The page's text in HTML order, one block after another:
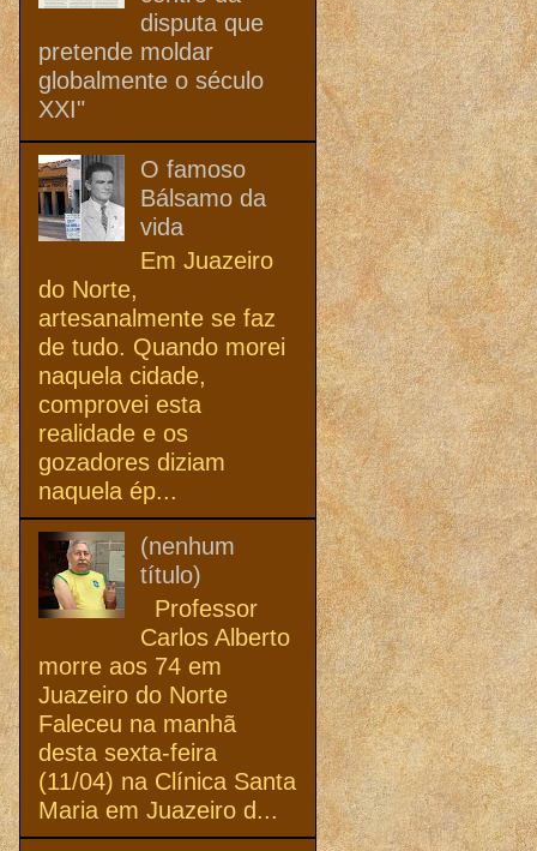
disputa que
pretende moldar
globalmente o século
XXI"
O famoso
Bálsamo da
vida
Em Juazeiro
do Norte,
artesanalmente se faz
de tudo. Quando morei
naquela cidade,
comprovei esta
realidade e os
gozadores diziam
naquela ép...
(nenhum
título)
Professor
Carlos Alberto
morre aos 74 em
Juazeiro do Norte
Faleceu na manhã
desta sexta-feira
(11/04) na Clínica Santa
Maria em Juazeiro d...